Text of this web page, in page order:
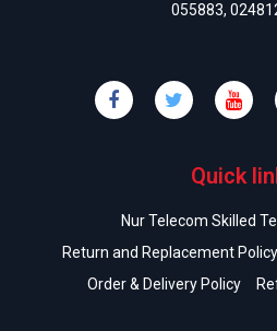
055883,
Quick
Nur Telecom Skilled
Return and Replacement Policy
Order & Delivery Policy